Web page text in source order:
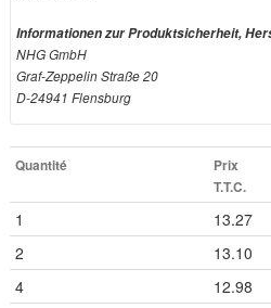
Informationen zur Produktsicherheit,
NHG GmbH
Graf-Zeppelin Straße 20
D-24941 Flensburg
Quantité
Prix
T.T.C.
1 13.27
2 13.10
4 12.98